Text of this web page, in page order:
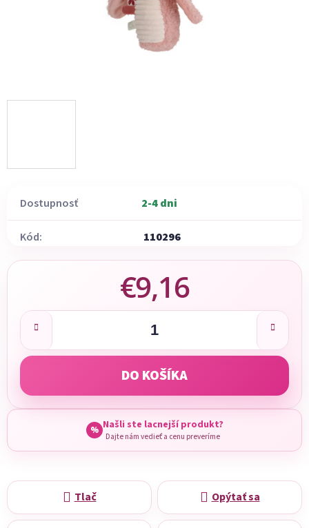
Dostupnosť 2-4 dni
Kód: 110296
€9,16
Jednotková cena:
DO KOŠÍKA
% Našli ste lacnejší produkt?
Dajte nám vedieť a cenu preveríme
Tlač Opýtať sa